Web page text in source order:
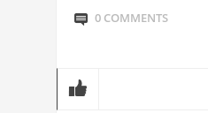
0 COMMENTS